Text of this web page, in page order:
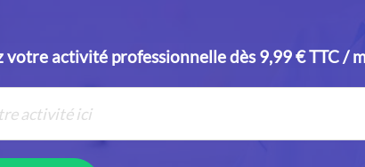
votre activité professionnelle dès 9,99 € TTC /